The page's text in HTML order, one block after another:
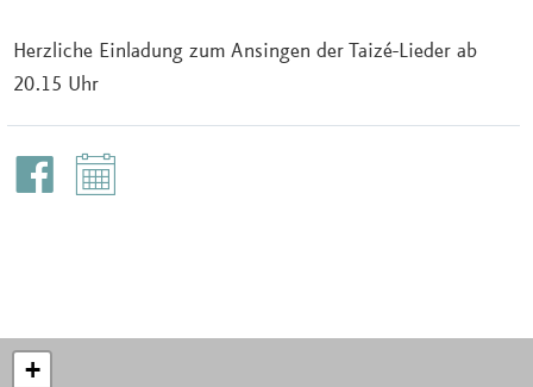
Herzliche Einladung zum Ansingen der Taizé-Lieder ab
20.15 Uhr
+